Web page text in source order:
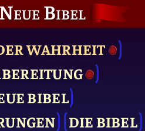
Bibel
WAHRHEIT
BIBEL
DIE BIBEL